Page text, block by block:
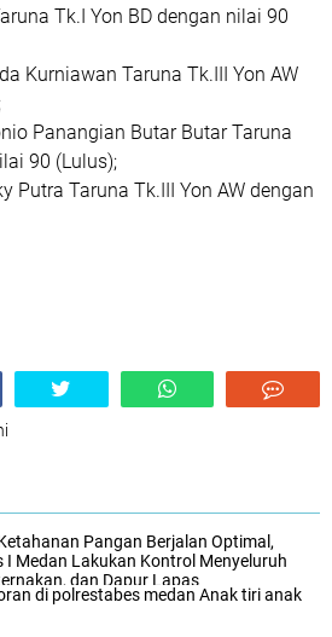
Tk.I Yon BD dengan nilai 90
Kurniawan Taruna Tk.III Yon AW
Panangian Butar Butar Taruna
90 (Lulus);
Putra Taruna Tk.III Yon AW dengan
Pangan Berjalan Optimal,
I Medan Lakukan Kontrol Menyeluruh
dan Dapur Lapas
di polrestabes medan Anak tiri anak